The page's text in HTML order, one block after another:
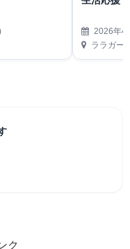
2026年4
ララガー
ク